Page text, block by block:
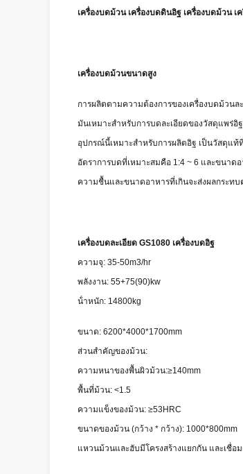
เครื่องบดม้วน เครื่องบดดินอิฐ เครื่องบดม้วน เ
เครื่องบดม้วนขนาดสูง
การผลิตตามความต้องการของเครื่องบดม้วนล
มันเหมาะสําหรับการบดละเอียดของวัสดุแพร่
อุปกรณ์นี้เหมาะสําหรับการผลิตอิฐ เป็นวัสดุแ
อัตราการบดที่เหมาะสมคือ 1:4 ~ 6 และขนา
ความชื้นและขนาดอาหารที่เกินจะส่งผลกระท
เครื่องบดละเอียด GS1080 เครื่องบดอิฐ
ความจุ: 35-50m3/hr
พลังงาน: 55+75(90)kw
น้ําหนัก: 14800kg
ขนาด: 6200*4000*1700mm
ส่วนสําคัญของม้วน:
ความหนาของพื้นผิวม้วน:≥140mm
พื้นที่ม้วน: <1.5
ความแข็งของม้วน: ≥53HRC
ขนาดของม้วน (กว้าง * กว้าง): 1000*800mm
แหวนม้วนและฮับมีโครงสร้างแยกกัน และเชื่